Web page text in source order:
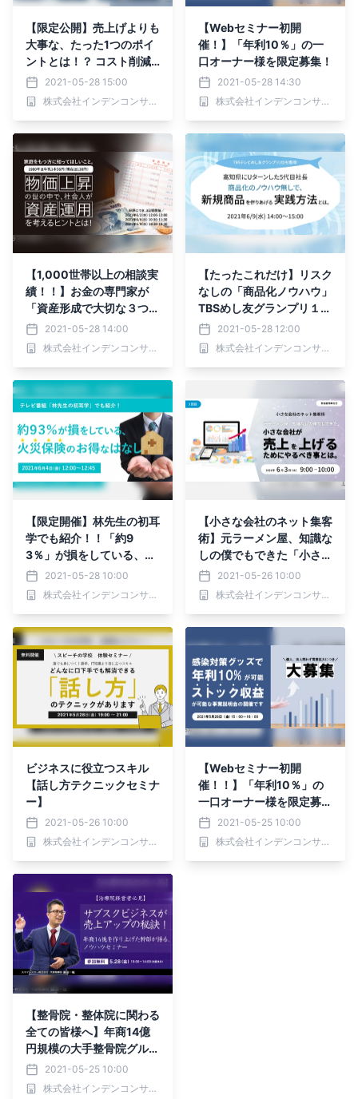
【限定公開】売上げよりも
大事な、たった1つのポイ
ントとは！？ コスト削減
のプロが徹底解説！
2021-05-28 15:00
株式会社インデンコンサルティング
【Webセミナー初開
催！】「年利10％」の一
口オーナー様を限定募集！
2021-05-28 14:30
株式会社インデンコンサルティング
【1,000世帯以上の相談実
績！！】お金の専門家が
「資産形成で大切な３つの
柱」を簡単解説！
2021-05-28 14:00
株式会社インデンコンサルティング
【たったこれだけ】リスク
なしの「商品化ノウハウ」
TBSめし友グランプリ１
位！の大ヒット商品のヒミ
ツ
2021-05-28 12:00
株式会社インデンコンサルティング
【限定開催】林先生の初耳
学でも紹介！！「約9
3％」が損をしている、お
得な話とは！？
2021-05-28 10:00
株式会社インデンコンサルティング
【小さな会社のネット集客
術】元ラーメン屋、知識な
しの僕でもできた「小さな
会社が売上を上げるために
やるべき事」とは。
2021-05-26 10:00
株式会社インデンコンサルティング
ビジネスに役立つスキル
【話し方テクニックセミナ
ー】
2021-05-26 10:00
株式会社インデンコンサルティング
【Webセミナー初開
催！！】「年利10％」の
一口オーナー様を限定募
集！2021-05-25 10:00
株式会社インデンコンサルティング
【整骨院・整体院に関わる
全ての皆様へ】年商14億
円規模の大手整骨院グルー
プ元幹部が教える、売上げ
アップのノウハウ
2021-05-25 10:00
株式会社インデンコンサルティング